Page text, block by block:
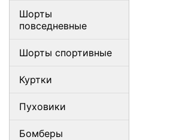
Шорты
повседневные
Шорты спортивные
Куртки
Пуховики
Бомберы